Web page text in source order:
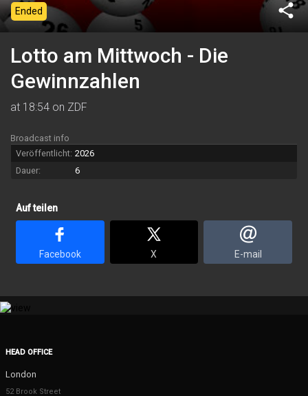
share
Ended
Lotto am Mittwoch - Die
Gewinnzahlen
at 18:54 on ZDF
Broadcast info
Veröffentlicht: 2026
Dauer:
6
Auf teilen
Facebook X E-mail
HEAD OFFICE
London
52 Brook Street